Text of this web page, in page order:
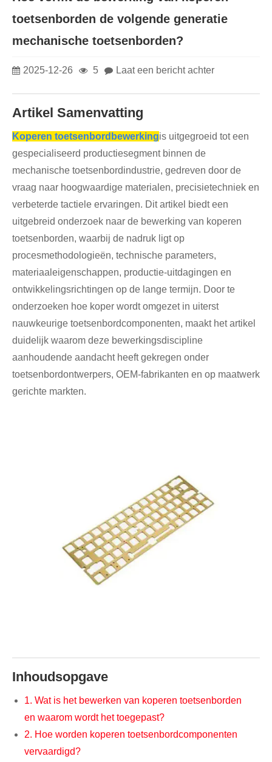
toetsenborden de volgende generatie
mechanische toetsenborden?
2025-12-26 5 Laat een bericht achter
Artikel Samenvatting
Koperen toetsenbordbewerkingis uitgegroeid tot een
gespecialiseerd productiesegment binnen de
mechanische toetsenbordindustrie, gedreven door de
vraag naar hoogwaardige materialen, precisietechniek en
verbeterde tactiele ervaringen. Dit artikel biedt een
uitgebreid onderzoek naar de bewerking van koperen
toetsenborden, waarbij de nadruk ligt op
procesmethodologieën, technische parameters,
materiaaleigenschappen, productie-uitdagingen en
ontwikkelingsrichtingen op de lange termijn. Door te
onderzoeken hoe koper wordt omgezet in uiterst
nauwkeurige toetsenbordcomponenten, maakt het artikel
duidelijk waarom deze bewerkingsdiscipline
aanhoudende aandacht heeft gekregen onder
toetsenbordontwerpers, OEM-fabrikanten en op maatwerk
gerichte markten.
Inhoudsopgave
1. Wat is het bewerken van koperen toetsenborden
en waarom wordt het toegepast?
2. Hoe worden koperen toetsenbordcomponenten
vervaardigd?